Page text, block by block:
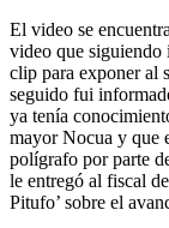
El video se
video que siguiendo
clip para exponer al
seguido fui
ya tenía
mayor Nocua y que
polígrafo por parte
le entregó al fiscal
Pitufo’ sobre el